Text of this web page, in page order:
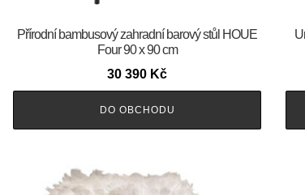
Přírodní bambusový zahradní barový stůl HOUE
Four 90 x 90 cm
30 390 Kč
DO OBCHODU